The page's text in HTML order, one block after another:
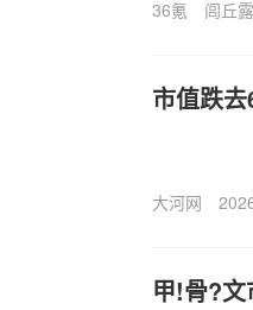
36氪 闾丘
市值跌
大河网
甲!骨?